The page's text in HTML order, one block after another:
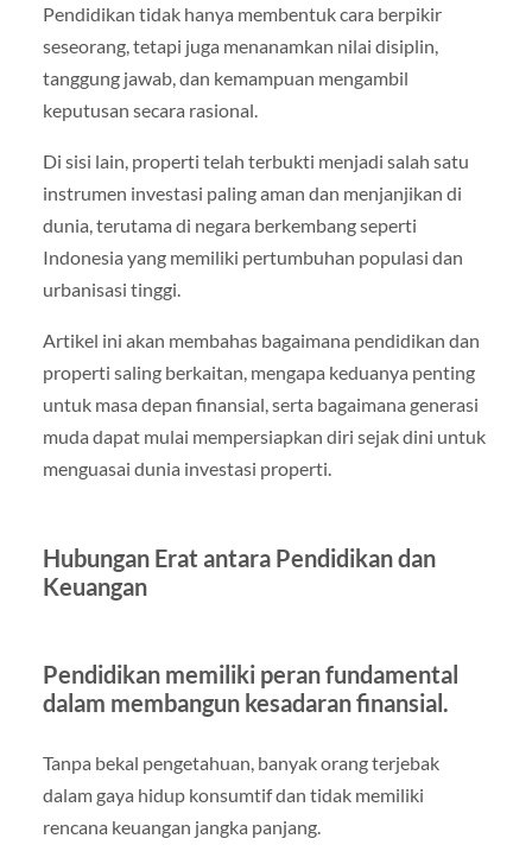
Pendidikan tidak hanya membentuk cara berpikir
seseorang, tetapi juga menanamkan nilai disiplin,
tanggung jawab, dan kemampuan mengambil
keputusan secara rasional.
Di sisi lain, properti telah terbukti menjadi salah satu
instrumen investasi paling aman dan menjanjikan di
dunia, terutama di negara berkembang seperti
Indonesia yang memiliki pertumbuhan populasi dan
urbanisasi tinggi.
Artikel ini akan membahas bagaimana pendidikan dan
properti saling berkaitan, mengapa keduanya penting
untuk masa depan finansial, serta bagaimana generasi
muda dapat mulai mempersiapkan diri sejak dini untuk
menguasai dunia investasi properti.
Hubungan Erat antara Pendidikan dan
Keuangan
Pendidikan memiliki peran fundamental
dalam membangun kesadaran finansial.
Tanpa bekal pengetahuan, banyak orang terjebak
dalam gaya hidup konsumtif dan tidak memiliki
rencana keuangan jangka panjang.